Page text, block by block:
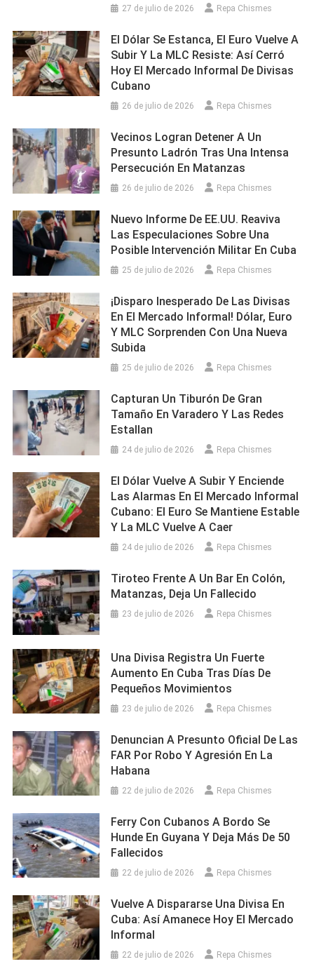
27 de julio de 2026 Repa Chismes
El Dólar Se Estanca, El Euro Vuelve A
Subir Y La MLC Resiste: Así Cerró
Hoy El Mercado Informal De Divisas
Cubano
26 de julio de 2026 Repa Chismes
Vecinos Logran Detener A Un
Presunto Ladrón Tras Una Intensa
Persecución En Matanzas
26 de julio de 2026 Repa Chismes
Nuevo Informe De EE.UU. Reaviva
Las Especulaciones Sobre Una
Posible Intervención Militar En Cuba
25 de julio de 2026 Repa Chismes
¡Disparo Inesperado De Las Divisas
En El Mercado Informal! Dólar, Euro
Y MLC Sorprenden Con Una Nueva
Subida
25 de julio de 2026 Repa Chismes
Capturan Un Tiburón De Gran
Tamaño En Varadero Y Las Redes
Estallan
24 de julio de 2026 Repa Chismes
El Dólar Vuelve A Subir Y Enciende
Las Alarmas En El Mercado Informal
Cubano: El Euro Se Mantiene Estable
Y La MLC Vuelve A Caer
24 de julio de 2026 Repa Chismes
Tiroteo Frente A Un Bar En Colón,
Matanzas, Deja Un Fallecido
23 de julio de 2026 Repa Chismes
Una Divisa Registra Un Fuerte
Aumento En Cuba Tras Días De
Pequeños Movimientos
23 de julio de 2026 Repa Chismes
Denuncian A Presunto Oficial De Las
FAR Por Robo Y Agresión En La
Habana
22 de julio de 2026 Repa Chismes
Ferry Con Cubanos A Bordo Se
Hunde En Guyana Y Deja Más De 50
Fallecidos
22 de julio de 2026 Repa Chismes
Vuelve A Dispararse Una Divisa En
Cuba: Así Amanece Hoy El Mercado
Informal
22 de julio de 2026 Repa Chismes